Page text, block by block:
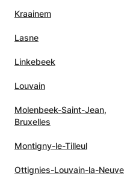
Kraainem
Lasne
Linkebeek
Louvain
Molenbeek-Saint-Jean,
Bruxelles
Montigny-le-Tilleul
Ottignies-Louvain-la-Neuve